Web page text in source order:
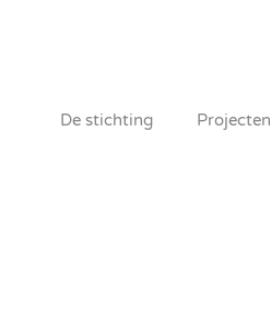
De stichting Projecten